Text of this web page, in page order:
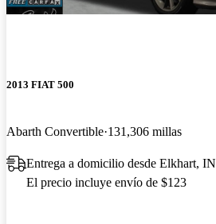
2013 FIAT 500
Abarth Convertible 131,306 millas
Entrega a domicilio desde Elkhart, IN
El precio incluye envío de $123